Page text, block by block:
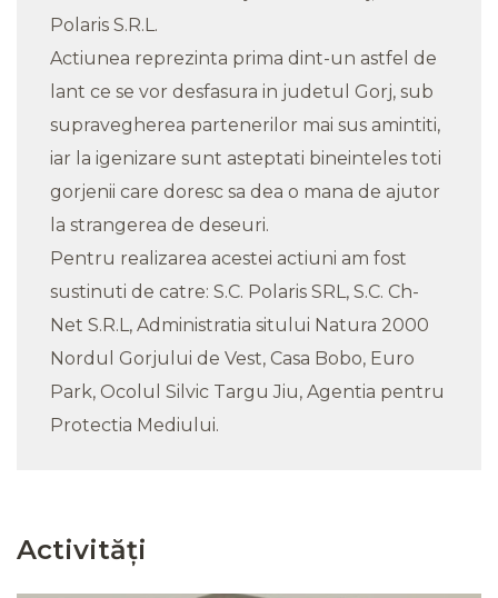
Polaris S.R.L.
Actiunea reprezinta prima dint-un astfel de
lant ce se vor desfasura in judetul Gorj, sub
supravegherea partenerilor mai sus amintiti,
iar la igenizare sunt asteptati bineinteles toti
gorjenii care doresc sa dea o mana de ajutor
la strangerea de deseuri.
Pentru realizarea acestei actiuni am fost
sustinuti de catre: S.C. Polaris SRL, S.C. Ch-
Net S.R.L, Administratia sitului Natura 2000
Nordul Gorjului de Vest, Casa Bobo, Euro
Park, Ocolul Silvic Targu Jiu, Agentia pentru
Protectia Mediului.
Activități